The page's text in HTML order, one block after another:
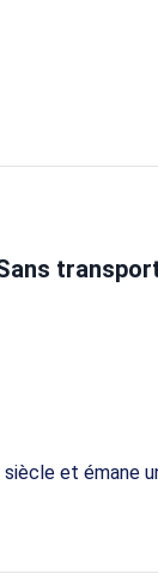
et émane